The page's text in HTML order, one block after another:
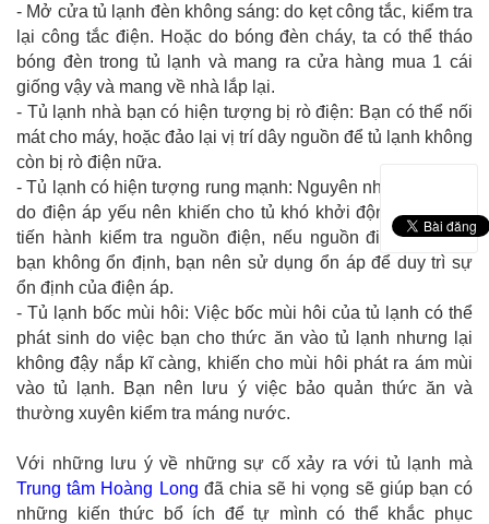
- Mở cửa tủ lạnh đèn không sáng: do kẹt công tắc, kiểm tra
lại công tắc điện. Hoặc do bóng đèn cháy, ta có thể tháo
bóng đèn trong tủ lạnh và mang ra cửa hàng mua 1 cái
giống vậy và mang về nhà lắp lại.
- Tủ lạnh nhà bạn có hiện tượng bị rò điện: Bạn có thể nối
mát cho máy, hoặc đảo lại vị trí dây nguồn để tủ lạnh không
còn bị rò điện nữa.
- Tủ lạnh có hiện tượng rung mạnh: Nguyên nhân có thể là
do điện áp yếu nên khiến cho tủ khó khởi động. Bạn nên
tiến hành kiểm tra nguồn điện, nếu nguồn điện của nhà
bạn không ổn định, bạn nên sử dụng ổn áp để duy trì sự
ổn định của điện áp.
- Tủ lạnh bốc mùi hôi: Việc bốc mùi hôi của tủ lạnh có thể
phát sinh do việc bạn cho thức ăn vào tủ lạnh nhưng lại
không đậy nắp kĩ càng, khiến cho mùi hôi phát ra ám mùi
vào tủ lạnh. Bạn nên lưu ý việc bảo quản thức ăn và
thường xuyên kiểm tra máng nước.
Với những lưu ý về những sự cố xảy ra với tủ lạnh mà
Trung tâm Hoàng Long đã chia sẽ hi vọng sẽ giúp bạn có
những kiến thức bổ ích để tự mình có thể khắc phục